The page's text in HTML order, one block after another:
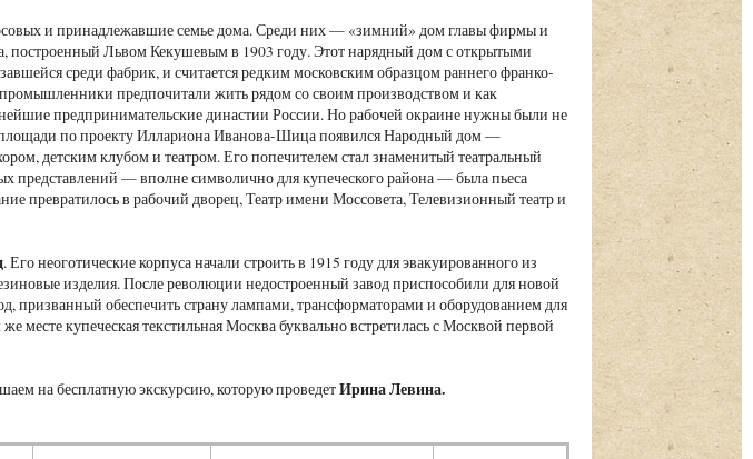
и принадлежавшие семье дома. Среди них — «зимний» дом главы фирмы и
построенный Львом Кекушевым в 1903 году. Этот нарядный дом с открытыми
среди фабрик, и считается редким московским образцом раннего франко-
предпочитали жить рядом со своим производством и как
предпринимательские династии России. Но рабочей окраине нужны были не
площади по проекту Иллариона Иванова-Шица появился Народный дом —
детским клубом и театром. Его попечителем стал знаменитый театральный
представлений — вполне символично для купеческого района — была пьеса
превратилось в рабочий дворец, Театр имени Моссовета, Телевизионный театр и
. Его неоготические корпуса начали строить в 1915 году для эвакуированного из
изделия. После революции недостроенный завод приспособили для новой
призванный обеспечить страну лампами, трансформаторами и оборудованием для
купеческая текстильная Москва буквально встретилась с Москвой первой
на бесплатную экскурсию, которую проведетИрина Левина.